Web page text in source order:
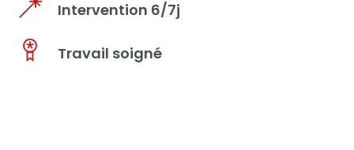
Intervention 6/7j
Travail soigné